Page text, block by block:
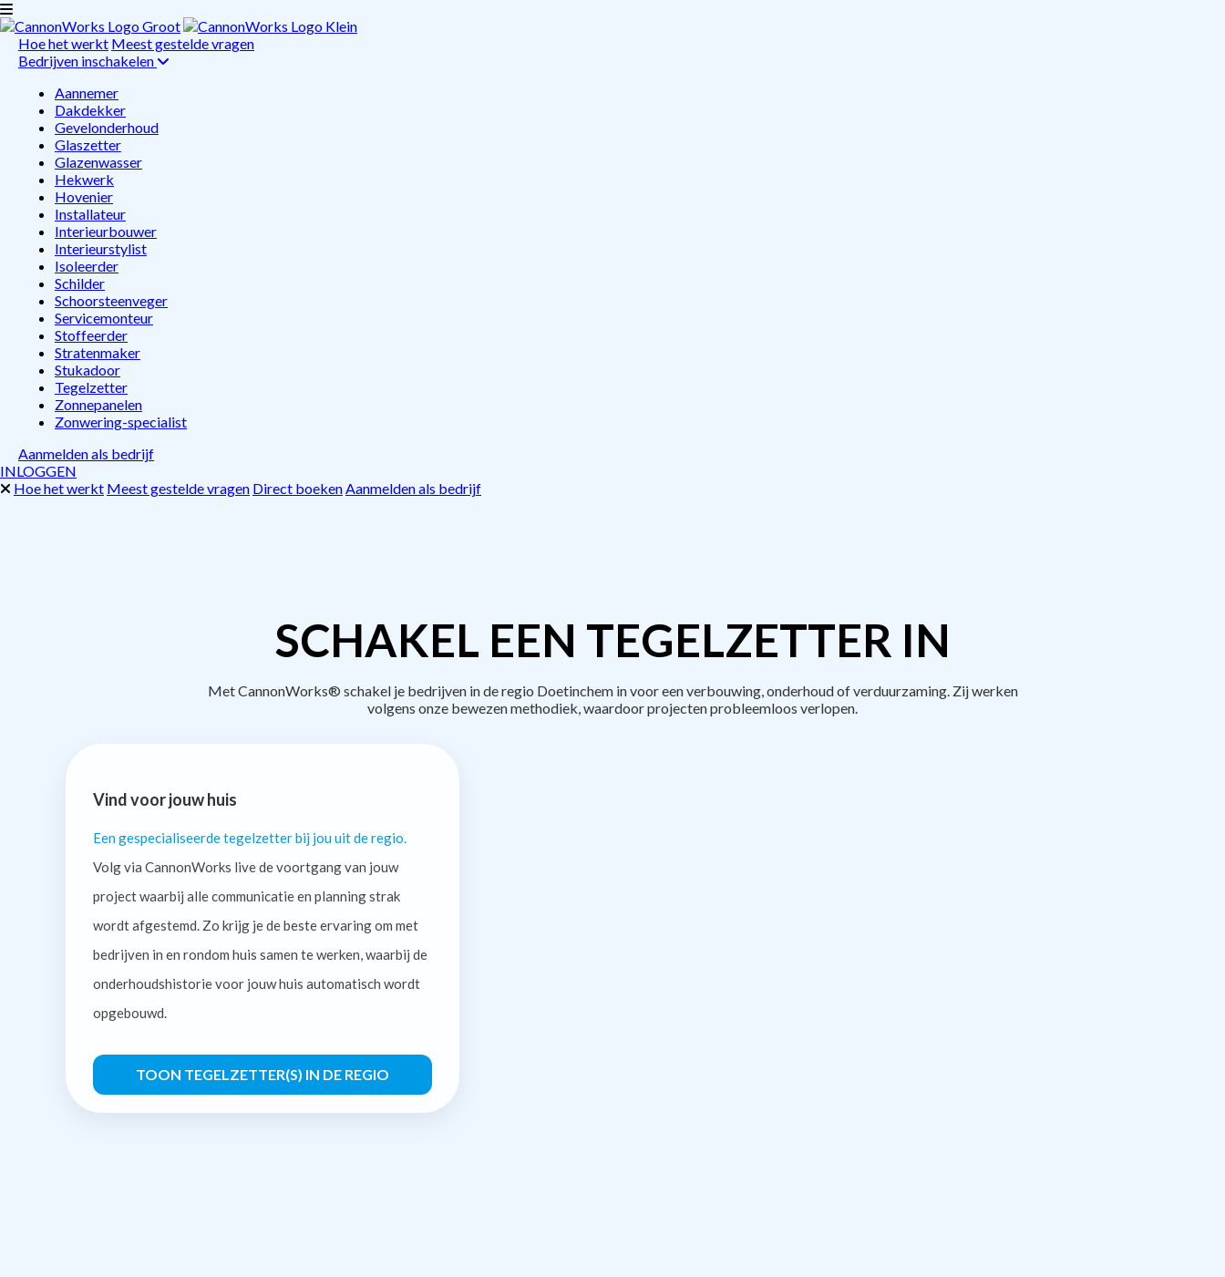
Hoe het werkt Meest gestelde vragen
Bedrijven inschakelen
Aannemer
Dakdekker
Gevelonderhoud
Glaszetter
Glazenwasser
Hekwerk
Hovenier
Installateur
Interieurbouwer
Interieurstylist
Isoleerder
Schilder
Schoorsteenveger
Servicemonteur
Stoffeerder
Stratenmaker
Stukadoor
Tegelzetter
Zonnepanelen
Zonwering-specialist
Aanmelden als bedrijf
INLOGGEN
Hoe het werkt Meest gestelde vragen Direct boekenAanmelden als bedrijf
SCHAKEL EEN TEGELZETTER IN
Met CannonWorks® schakel je bedrijven in de regio Doetinchem in voor een verbouwing, onderhoud of verduurzaming. Zij werken
volgens onze bewezen methodiek, waardoor projecten probleemloos verlopen.
Vind voor jouw huis
Een gespecialiseerde tegelzetter bij jou uit de regio.
Volg via CannonWorks live de voortgang van jouw
project waarbij alle communicatie en planning strak
wordt afgestemd. Zo krijg je de beste ervaring om met
bedrijven in en rondom huis samen te werken, waarbij de
onderhoudshistorie voor jouw huis automatisch wordt
opgebouwd.
TOON TEGELZETTER(S) IN DE REGIO